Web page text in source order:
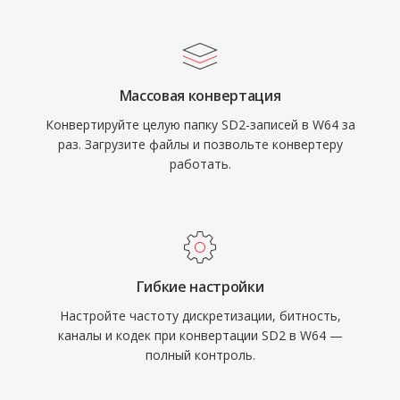
дискретизации, разрядности и конфигурации
озвучивания фильмов, записи живых
концертов и научного сбора данных. Sound
Forge, Audacity и другие профессиональные
цифровые звуковые рабочие станции
продюсеров, регулярно работающих с
продолжительным высококачественным
материалом, W64 предлагает надёжность и
простоту WAV без досадного ограничения
Массовая конвертация
Конвертируйте целую папку SD2-записей в W64 за
раз. Загрузите файлы и позвольте конвертеру
работать.
Гибкие настройки
Настройте частоту дискретизации, битность,
каналы и кодек при конвертации SD2 в W64 —
полный контроль.